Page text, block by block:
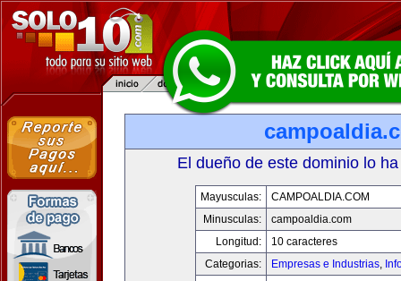
El dueño de este dominio lo
Mayusculas:
CAMPOALDIA.COM
Minusculas:
campoaldia.com
Longitud:
10 caracteres
Categorias:
Empresas e Industrias,